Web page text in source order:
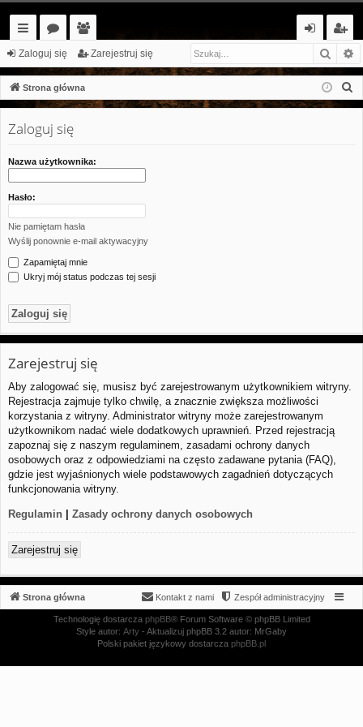
ię
ce
j…
or
a
ży
tk
o
cy
og
uj
ar
ej
es
Zaloguj się Zarejestruj się
Strona główna
Zaloguj się
Nazwa użytkownika:
Hasło:
Nie pamiętam hasła
Wyślij ponownie e-mail aktywacyjny
Zapamiętaj mnie
Ukryj mój status podczas tej sesji
Zarejestruj się
Aby zalogować się, musisz być zarejestrowanym użytkownikiem witryny.
Rejestracja zajmuje tylko chwilę, a znacznie zwiększa możliwości
korzystania z witryny. Administrator witryny może zarejestrowanym
użytkownikom nadać wiele dodatkowych uprawnień. Przed rejestracją
zapoznaj się z naszym regulaminem, zasadami ochrony danych
osobowych oraz z odpowiedziami na często zadawane pytania (FAQ),
gdzie jest wyjaśnionych wiele podstawowych zagadnień dotyczących
funkcjonowania witryny.
Regulamin | Zasady ochrony danych osobowych
Zarejestruj się
Strona główna Zespół administracyjny
Kontakt z nami
Technologię dostarcza phpBB® Forum Software © phpBB Limited
Style autor: Arty - Aktualizuj phpBB 3.2 autor: MrGaby
Polski pakiet językowy dostarcza phpBB.pl